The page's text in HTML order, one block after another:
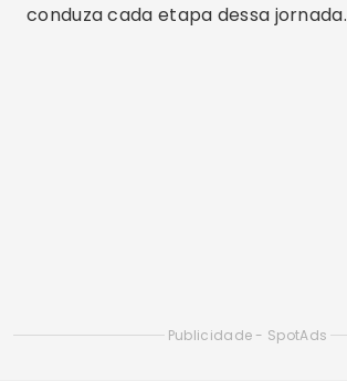
conduza cada etapa dessa jornada.
Publicidade - SpotAds